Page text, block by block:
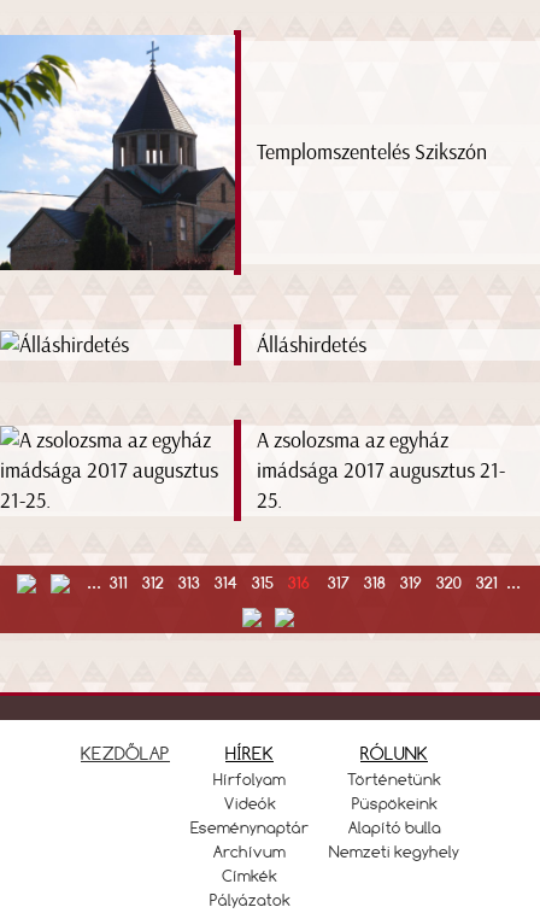
Templomszentelés Szikszón
Álláshirdetés
A zsolozsma az egyház
imádsága 2017 augusztus 21-
25.
... 311 312 313 314 315 316 317 318 319 320 321 ...
KEZDŐLAP HÍREK
Hírfolyam
Videók
Eseménynaptár
Archívum
Címkék
Pályázatok
RÓLUNK
Történetünk
Püspökeink
Alapító bulla
Nemzeti kegyhely